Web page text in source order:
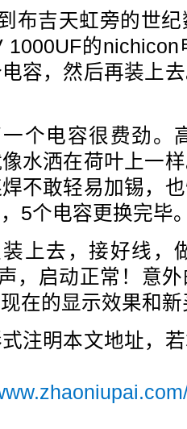
吉天虹旁的世纪
1000UF的
容，然后再装上
电容很费劲。
水洒在荷叶上一
不敢轻易加锡，
5个电容更换完毕
去，接好线，
，启动正常！意
在的显示效果和
注明本文地址，